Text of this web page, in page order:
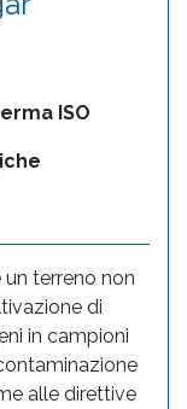
ISO
un terreno non
di
in campioni
alle direttive